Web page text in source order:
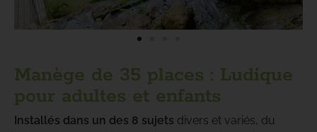
Manège de 35 places : Ludique
pour adultes et enfants
Installés dans un des 8 sujets divers et variés, du